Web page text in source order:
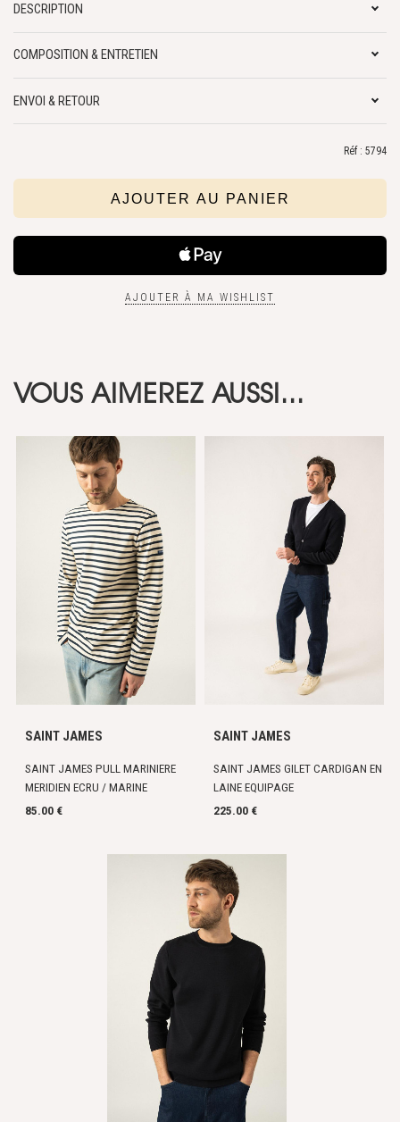
DESCRIPTION
COMPOSITION & ENTRETIEN
ENVOI & RETOUR
Réf : 5794
AJOUTER À MA WISHLIST
VOUS AIMEREZ AUSSI...
SAINT JAMES
SAINT JAMES PULL MARINIERE
MERIDIEN ECRU / MARINE
85.00 €
SAINT JAMES
SAINT JAMES GILET CARDIGAN EN
LAINE EQUIPAGE
225.00 €